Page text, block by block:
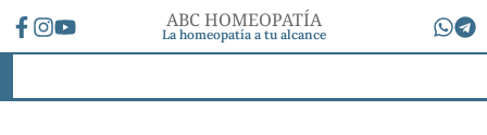
ABC HOMEOPATÍA
La homeopatía a tu alcance